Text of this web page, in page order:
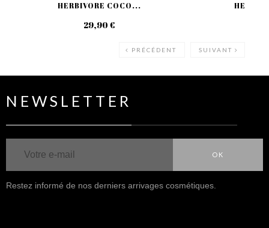
HERBIVORE COCO...
29,90 €
PRÉCÉDENT SUIVANT
NEWSLETTER
OK
Restez informé de nos derniers arrivages cosmétiques.